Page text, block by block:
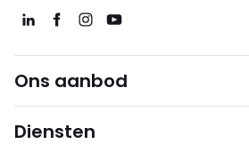
Ons aanbod
Diensten